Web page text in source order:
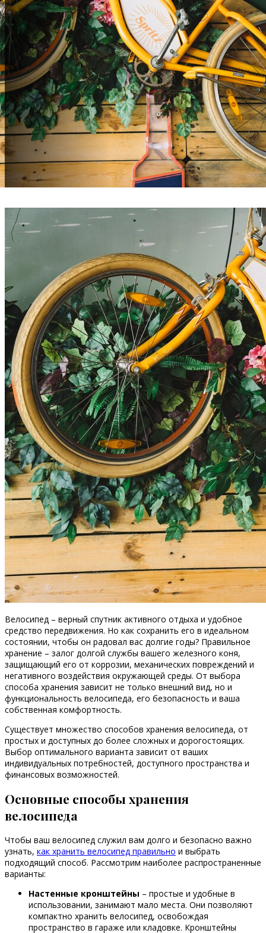
Велосипед – верный спутник активного отдыха и удобное
средство передвижения. Но как сохранить его в идеальном
состоянии, чтобы он радовал вас долгие годы? Правильное
хранение – залог долгой службы вашего железного коня,
защищающий его от коррозии, механических повреждений и
негативного воздействия окружающей среды. От выбора
способа хранения зависит не только внешний вид, но и
функциональность велосипеда, его безопасность и ваша
собственная комфортность.
Существует множество способов хранения велосипеда, от
простых и доступных до более сложных и дорогостоящих.
Выбор оптимального варианта зависит от ваших
индивидуальных потребностей, доступного пространства и
финансовых возможностей.
Основные способы хранения
велосипеда
Чтобы ваш велосипед служил вам долго и безопасно важно
узнать, как хранить велосипед правильно и выбрать
подходящий способ. Рассмотрим наиболее распространенные
варианты:
Настенные кронштейны – простые и удобные в
использовании, занимают мало места. Они позволяют
компактно хранить велосипед, освобождая
пространство в гараже или кладовке. Кронштейны